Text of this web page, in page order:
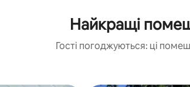
Найкращі
Гості погоджуються: ці